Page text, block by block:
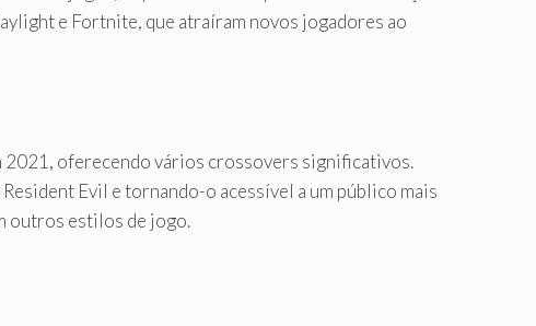
e Fortnite, que atraíram novos jogadores ao
2021, oferecendo vários crossovers significativos.
Evil e tornando-o acessível a um público mais
outros estilos de jogo.